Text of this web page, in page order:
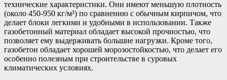
технические характеристики. Они имеют меньшую плотность
(около 450-950 кг/м³) по сравнению с обычным кирпичом, что
делает блоки легкими и удобными в использовании. Также
газобетонный материал обладает высокой прочностью, что
позволяет ему выдерживать большие нагрузки. Кроме того,
газобетон обладает хорошей морозостойкостью, что делает его
особенно полезным при строительстве в суровых
климатических условиях.